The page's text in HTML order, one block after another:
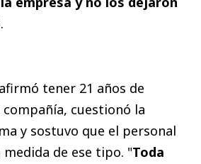
tener 21 años de
cuestionó la
y sostuvo que el personal
de ese tipo. "Toda